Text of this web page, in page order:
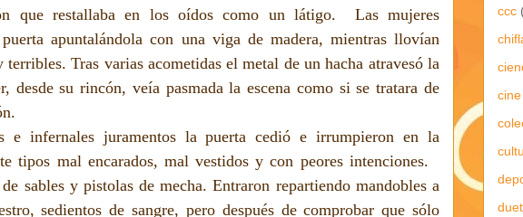
que restallaba en los oídos como un látigo.
Las mujeres
apuntalándola con una viga de madera, mientras llovían
terribles. Tras varias acometidas el metal de un hacha atravesó la
desde su rincón, veía pasmada la escena como si se tratara de
e infernales juramentos la puerta cedió e irrumpieron en la
tipos mal encarados, mal vestidos y con peores intenciones.
sables y pistolas de mecha. Entraron repartiendo mandobles a
sedientos de sangre, pero después de comprobar que sólo
ccc
cine